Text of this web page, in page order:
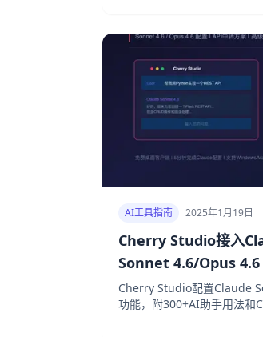
AI工具指南 2025年1月19日
Cherry Studio接入
Sonnet 4.6/Opus 4.6
Cherry Studio配置Claude
功能，附300+AI助手用法和